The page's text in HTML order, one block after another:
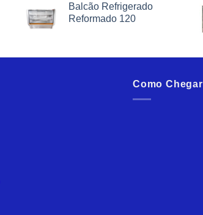
Balcão Refrigerado
Reformado 120
Como Chegar